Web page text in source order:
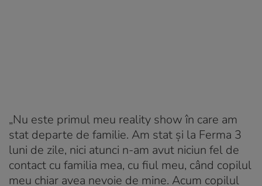
„Nu este primul meu reality show în care am
stat departe de familie. Am stat și la Ferma 3
luni de zile, nici atunci n-am avut niciun fel de
contact cu familia mea, cu fiul meu, când copilul
meu chiar avea nevoie de mine. Acum copilul